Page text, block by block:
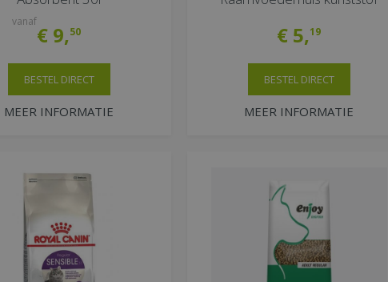
vanaf
€ 9,50
MEER INFORMATIE
BESTEL DIRECT
€ 5,19
MEER INFORMATIE
BESTEL DIRECT